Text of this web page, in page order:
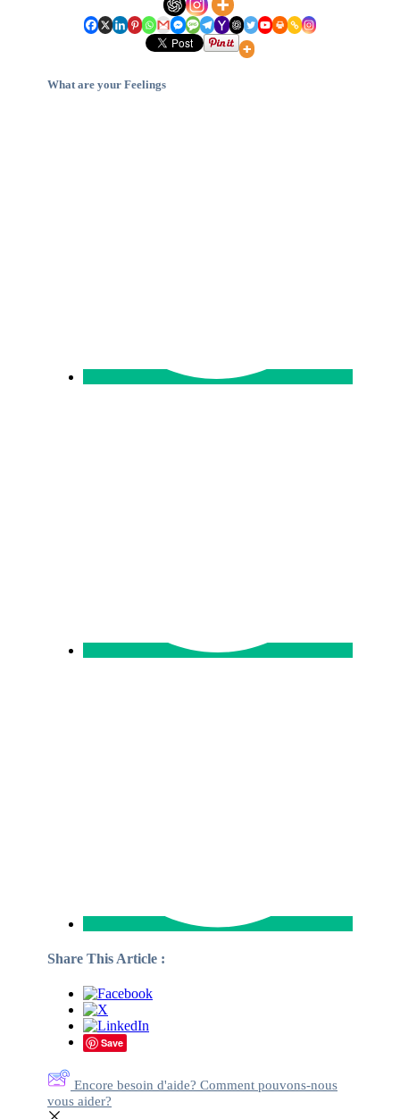
What are your Feelings
Share This Article :
Save
Encore besoin d'aide? Comment pouvons-nous
vous aider?